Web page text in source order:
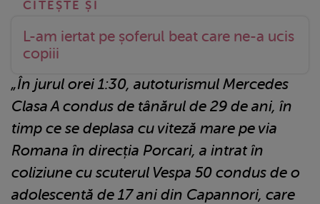
L-am iertat pe șoferul beat care ne-a ucis
copiii
„În jurul orei 1:30, autoturismul Mercedes
Clasa A condus de tânărul de 29 de ani, în
timp ce se deplasa cu viteză mare pe via
Romana în direcția Porcari, a intrat în
coliziune cu scuterul Vespa 50 condus de o
adolescentă de 17 ani din Capannori, care